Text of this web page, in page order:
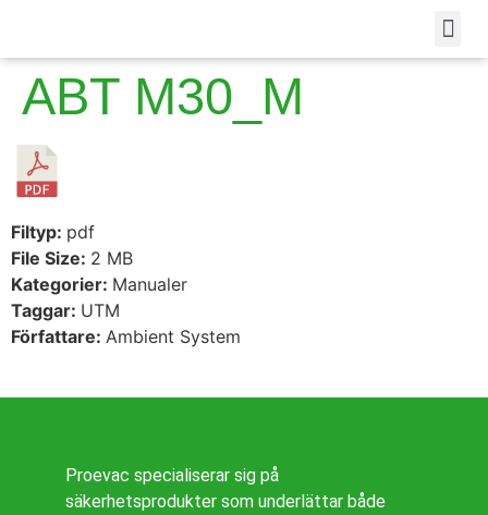
ABT M30_M
Filtyp: pdf
File Size: 2 MB
Kategorier: Manualer
Taggar: UTM
Författare: Ambient System
Proevac specialiserar sig på
säkerhetsprodukter som underlättar både